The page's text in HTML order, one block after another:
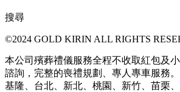
搜尋
©2024 GOLD KIRIN ALL RIGHTS
本公司殯葬禮儀服務全程不收取紅包及
諮詢，完整的喪禮規劃、專人專車服務
基隆、台北、新北、桃園、新竹、苗栗、